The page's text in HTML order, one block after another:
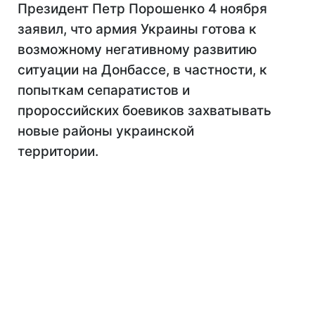
Президент Петр Порошенко 4 ноября
заявил, что армия Украины готова к
возможному негативному развитию
ситуации на Донбассе, в частности, к
попыткам сепаратистов и
пророссийских боевиков захватывать
новые районы украинской
территории.